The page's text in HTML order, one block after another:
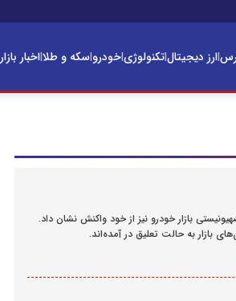
|ارز دیجیتال|تکنولوژی|خودرو|سکه و طلا|اخبار بازار
و رژیم صهیونیستی بازار خودرو نیز از خود واکنش نشان داد.
بازار به حالت تعلیق در آمده‌اند.